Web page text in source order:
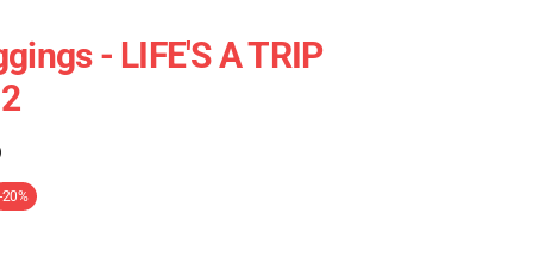
- LIFE'S A TRIP
-20%